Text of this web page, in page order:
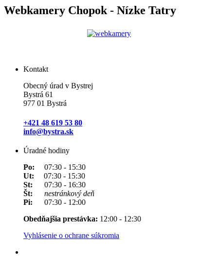
Webkamery Chopok - Nízke Tatry
Kontakt
Obecný úrad v Bystrej
Bystrá 61
977 01 Bystrá
+421 48 619 53 80
info@bystra.sk
Úradné hodiny
Po: 07:30 - 15:30
Ut: 07:30 - 15:30
St: 07:30 - 16:30
Št: nestránkový deň
Pi: 07:30 - 12:00
Obedňajšia prestávka: 12:00 - 12:30
Vyhlásenie o ochrane súkromia